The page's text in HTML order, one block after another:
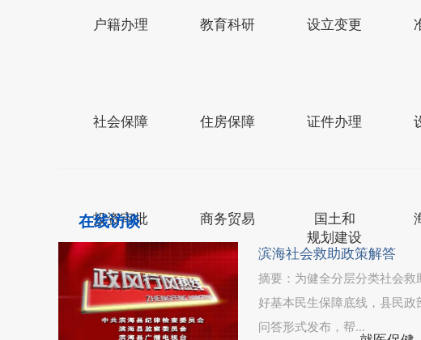
户籍办理 教育科研 设立变更
社会保障 住房保障 证件办理
投资审批 商务贸易
国土和
规划建设
在线访谈
滨海社会救助政策解答
摘要：为健全分层分类社会
好基本民生保障底线，县民
问答形式发布，帮...